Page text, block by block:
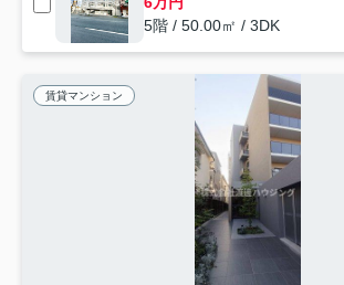
5階 / 50.00㎡ / 3DK
賃貸マンション